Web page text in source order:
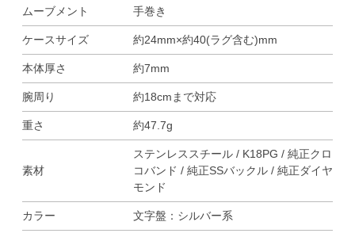
ムーブメント 手巻き
ケースサイズ 約24mm×約40(ラグ含む)mm
本体厚さ 約7mm
腕周り 約18cmまで対応
重さ 約47.7g
素材
ステンレススチール / K18PG / 純正クロ
コバンド / 純正SSバックル / 純正ダイヤ
モンド
カラー 文字盤：シルバー系